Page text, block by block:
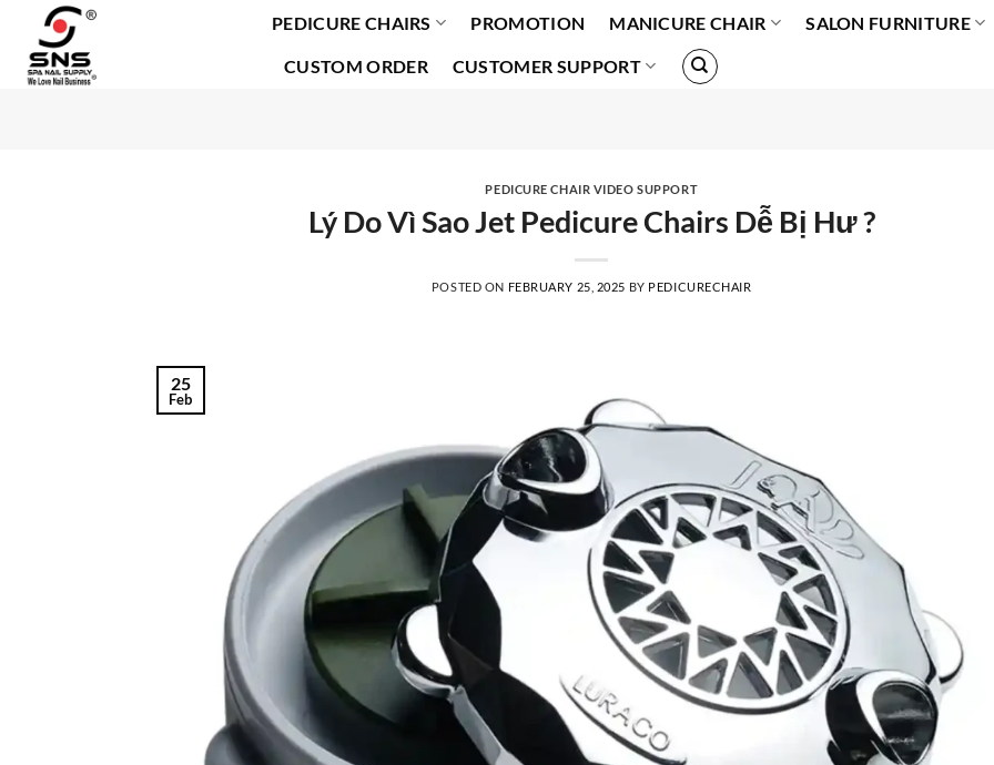
Skip
to
content
PEDICURE CHAIRS PROMOTION MANICURE CHAIR SALON FURNITURE
CUSTOM ORDER CUSTOMER SUPPORT
PEDICURE CHAIR VIDEO SUPPORT
Lý Do Vì Sao Jet Pedicure Chairs Dễ Bị Hư ?
POSTED ON FEBRUARY 25, 2025 BY PEDICURECHAIR
25
Feb